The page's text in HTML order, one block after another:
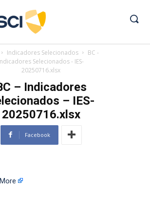
Indicadores Selecionados
BC -
Selecionados - IES-
20250716.xlsx
– Indicadores
– IES-
20250716.xlsx
Facebook